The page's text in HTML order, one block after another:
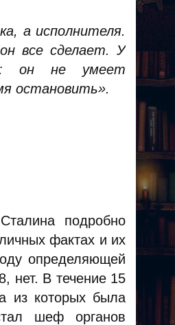
а исполнителя.
все сделает. У
он не умеет
остановить».
подробно
фактах и их
определяющей
нет. В течение 15
из которых была
шеф органов